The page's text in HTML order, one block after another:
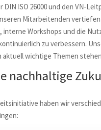
DIN ISO 26000 und den VN-
Mitarbeitenden
interne Workshops und die
zu verbessern.
aktuell wichtige Themen
nachhaltige
haben wir